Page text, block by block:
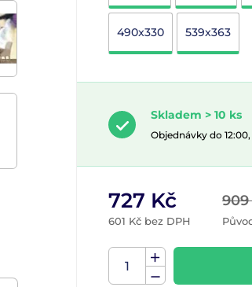
490x330 539x363
Skladem > 10 ks
Objednávky do
909
727 Kč
601 Kč bez DPH